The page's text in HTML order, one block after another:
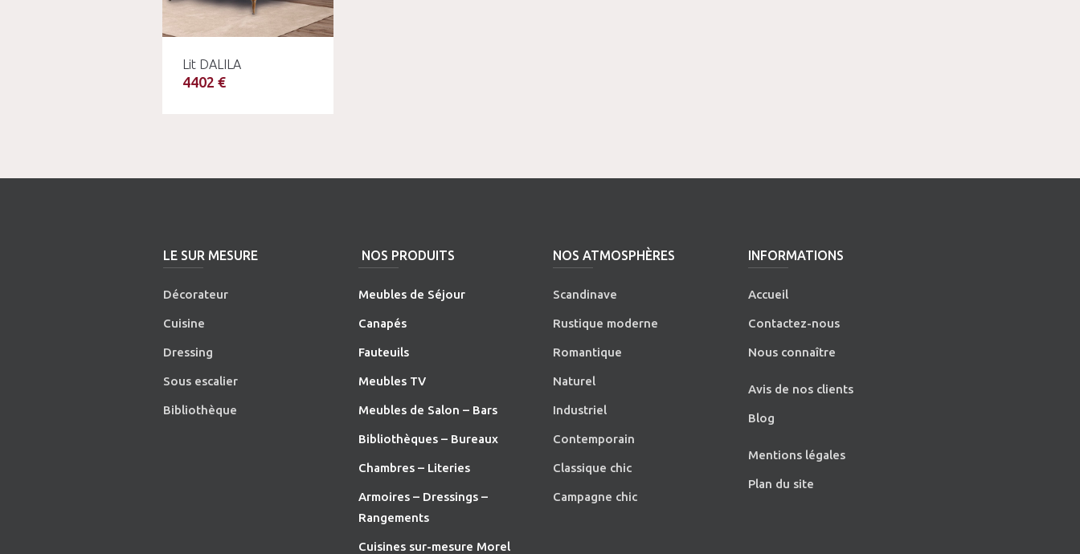
Lit DALILA
4402 €
LE SUR MESURE
Décorateur
Cuisine
Dressing
Sous escalier
Bibliothèque
NOS PRODUITS
Meubles de Séjour
Canapés
Fauteuils
Meubles TV
Meubles de Salon – Bars
Bibliothèques – Bureaux
Chambres – Literies
Armoires – Dressings –
Rangements
Cuisines sur-mesure Morel
NOS ATMOSPHÈRES
Scandinave
Rustique moderne
Romantique
Naturel
Industriel
Contemporain
Classique chic
Campagne chic
INFORMATIONS
Accueil
Contactez-nous
Nous connaître
Avis de nos clients
Blog
Mentions légales
Plan du site